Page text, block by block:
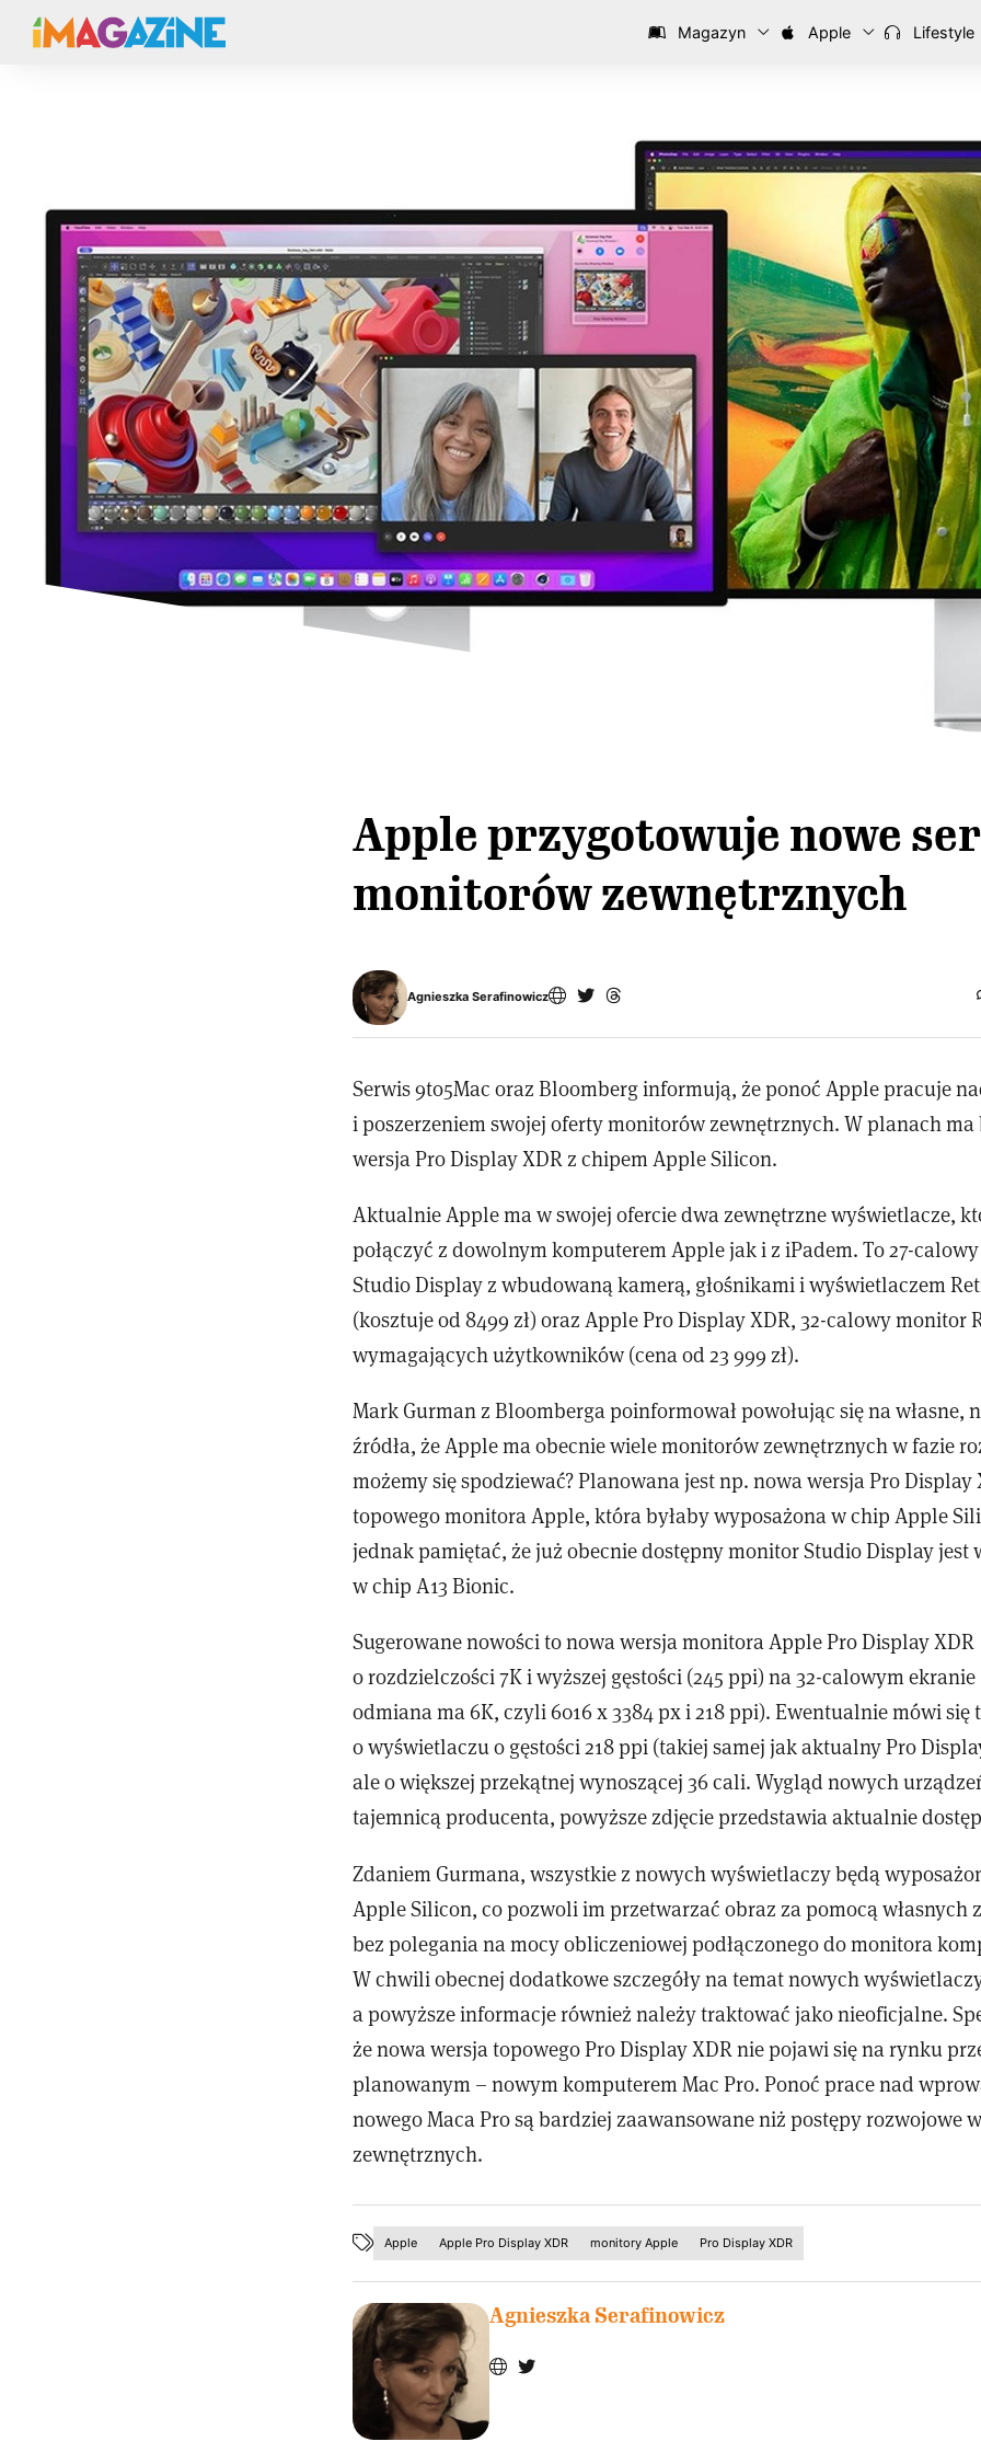
Magazyn Apple Lifestyle
Apple przygotowuje nowe
monitorów zewnętrznych
Agnieszka Serafinowicz
Serwis 9to5Mac oraz Bloomberg informują, że ponoć Apple pracuje
i poszerzeniem swojej oferty monitorów zewnętrznych. W planach
wersja Pro Display XDR z chipem Apple Silicon.
Aktualnie Apple ma w swojej ofercie dwa zewnętrzne wyświetlacze,
połączyć z dowolnym komputerem Apple jak i z iPadem. To 27-
Studio Display z wbudowaną kamerą, głośnikami i wyświetlaczem
(kosztuje od 8499 zł) oraz Apple Pro Display XDR, 32-calowy monitor
wymagających użytkowników (cena od 23 999 zł).
Mark Gurman z Bloomberga poinformował powołując się na własne,
źródła, że Apple ma obecnie wiele monitorów zewnętrznych w fazie
możemy się spodziewać? Planowana jest np. nowa wersja Pro Display
topowego monitora Apple, która byłaby wyposażona w chip Apple
jednak pamiętać, że już obecnie dostępny monitor Studio Display jest
w chip A13 Bionic.
Sugerowane nowości to nowa wersja monitora Apple Pro Display XDR
o rozdzielczości 7K i wyższej gęstości (245 ppi) na 32-calowym
odmiana ma 6K, czyli 6016 x 3384 px i 218 ppi). Ewentualnie mówi się
o wyświetlaczu o gęstości 218 ppi (takiej samej jak aktualny Pro
ale o większej przekątnej wynoszącej 36 cali. Wygląd nowych
tajemnicą producenta, powyższe zdjęcie przedstawia aktualnie
Zdaniem Gurmana, wszystkie z nowych wyświetlaczy będą
Apple Silicon, co pozwoli im przetwarzać obraz za pomocą własnych
bez polegania na mocy obliczeniowej podłączonego do monitora
W chwili obecnej dodatkowe szczegóły na temat nowych
a powyższe informacje również należy traktować jako nieoficjalne.
że nowa wersja topowego Pro Display XDR nie pojawi się na rynku
planowanym – nowym komputerem Mac Pro. Ponoć prace nad
nowego Maca Pro są bardziej zaawansowane niż postępy rozwojowe
zewnętrznych.
Apple Apple Pro Display XDR monitory Apple Pro Display XDR
Agnieszka Serafinowicz